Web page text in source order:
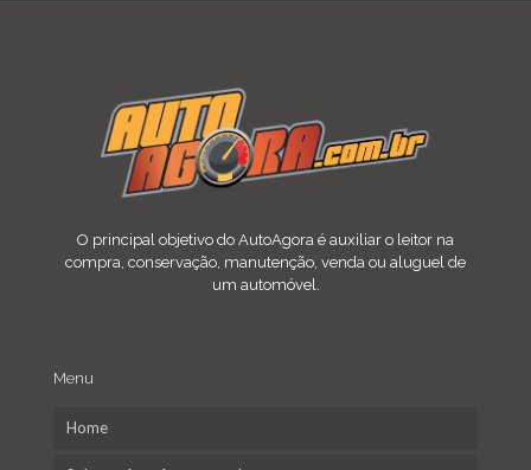
O principal objetivo do AutoAgora é auxiliar o leitor na
compra, conservação, manutenção, venda ou aluguel de
um automóvel.
Menu
Home